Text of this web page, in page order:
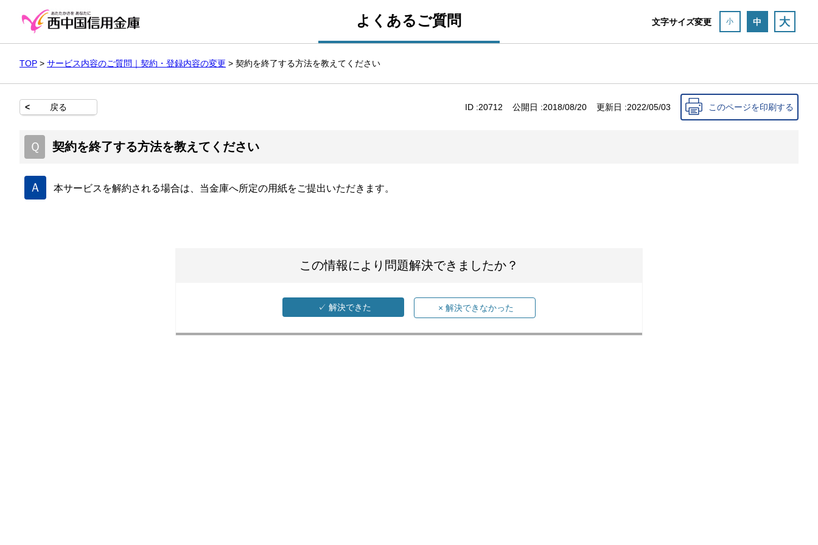
よくあるご質問 文字サイズ変更 小 中 大
TOP > サービス内容のご質問｜契約・登録内容の変更 > 契約を終了する方法を教えてください
< 戻る ID :20712 公開日 :2018/08/20 更新日 :2022/05/03 このページを印刷する
Ｑ 契約を終了する方法を教えてください
Ａ 本サービスを解約される場合は、当金庫へ所定の用紙をご提出いただきます。
この情報により問題解決できましたか？
✓ 解決できた × 解決できなかった